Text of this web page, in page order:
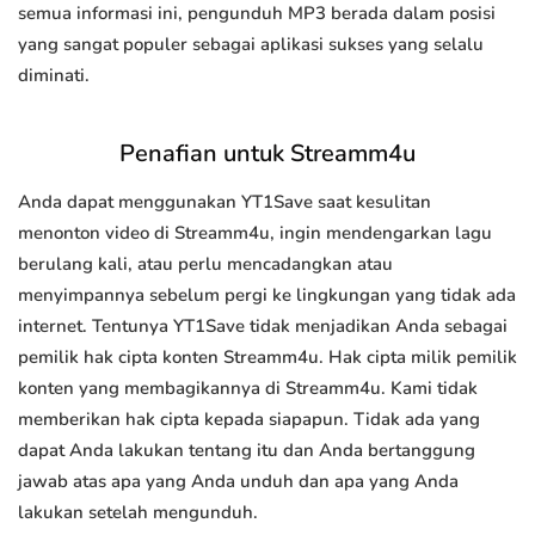
semua informasi ini, pengunduh MP3 berada dalam posisi
yang sangat populer sebagai aplikasi sukses yang selalu
diminati.
Penafian untuk Streamm4u
Anda dapat menggunakan YT1Save saat kesulitan
menonton video di Streamm4u, ingin mendengarkan lagu
berulang kali, atau perlu mencadangkan atau
menyimpannya sebelum pergi ke lingkungan yang tidak ada
internet. Tentunya YT1Save tidak menjadikan Anda sebagai
pemilik hak cipta konten Streamm4u. Hak cipta milik pemilik
konten yang membagikannya di Streamm4u. Kami tidak
memberikan hak cipta kepada siapapun. Tidak ada yang
dapat Anda lakukan tentang itu dan Anda bertanggung
jawab atas apa yang Anda unduh dan apa yang Anda
lakukan setelah mengunduh.